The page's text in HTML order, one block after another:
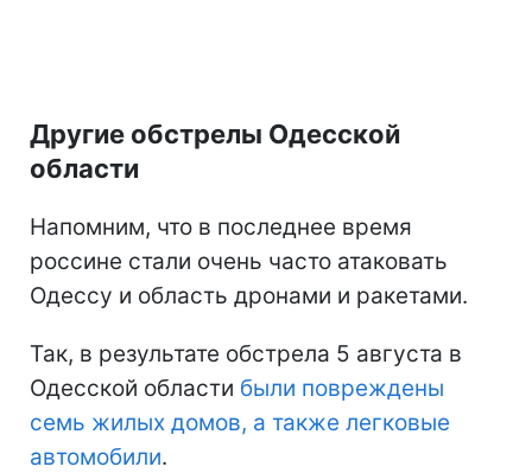
Другие обстрелы Одесской
области
Напомним, что в последнее время
россине стали очень часто атаковать
Одессу и область дронами и ракетами.
Так, в результате обстрела 5 августа в
Одесской области были повреждены
семь жилых домов, а также легковые
автомобили.